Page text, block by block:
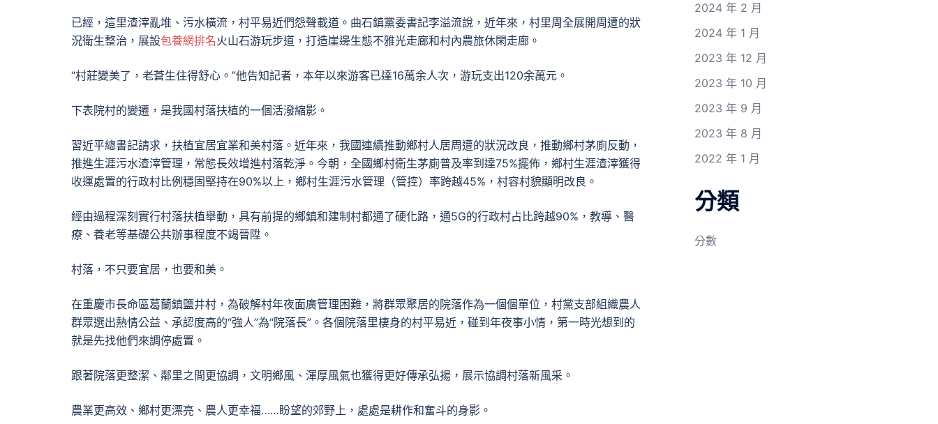
已經，這里渣滓亂堆、污水橫流，村平易近們怨聲載道。曲石鎮黨委書記李溢流說，近年來，村里周全展開周遭的狀
況衛生整治，展設包養網排名火山石游玩步道，打造崖邊生態不雅光走廊和村內農旅休閑走廊。
“村莊變美了，老蒼生住得舒心。”他告知記者，本年以來游客已達16萬余人次，游玩支出120余萬元。
下表院村的變遷，是我國村落扶植的一個活潑縮影。
習近平總書記請求，扶植宜居宜業和美村落。近年來，我國連續推動鄉村人居周遭的狀況改良，推動鄉村茅廁反動，
推進生涯污水渣滓管理，常態長效增進村落乾淨。今朝，全國鄉村衛生茅廁普及率到達75%擺佈，鄉村生涯渣滓獲得
收運處置的行政村比例穩固堅持在90%以上，鄉村生涯污水管理（管控）率跨越45%，村容村貌顯明改良。
經由過程深刻實行村落扶植舉動，具有前提的鄉鎮和建制村都通了硬化路，通5G的行政村占比跨越90%，教導、醫
療、養老等基礎公共辦事程度不竭晉陞。
村落，不只要宜居，也要和美。
在重慶市長命區葛蘭鎮鹽井村，為破解村年夜面廣管理困難，將群眾聚居的院落作為一個個單位，村黨支部組織農人
群眾選出熱情公益、承認度高的“強人”為“院落長”。各個院落里棲身的村平易近，碰到年夜事小情，第一時光想到的
就是先找他們來調停處置。
跟著院落更整潔、鄰里之間更協調，文明鄉風、渾厚風氣也獲得更好傳承弘揚，展示協調村落新風采。
農業更高效、鄉村更漂亮、農人更幸福……盼望的郊野上，處處是耕作和奮斗的身影。
2024 年 2 月
2024 年 1 月
2023 年 12 月
2023 年 10 月
2023 年 9 月
2023 年 8 月
2022 年 1 月
分類
分數